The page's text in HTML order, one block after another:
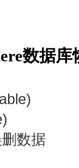
数据
数据